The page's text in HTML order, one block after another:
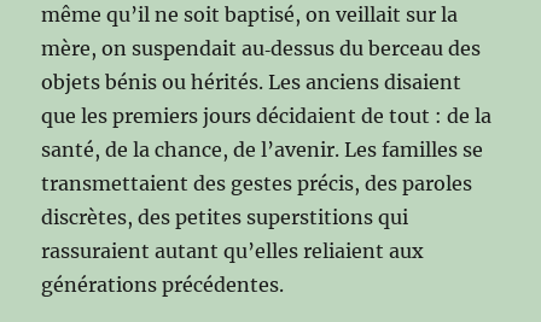
même qu’il ne soit baptisé, on veillait sur la
mère, on suspendait au‑dessus du berceau des
objets bénis ou hérités. Les anciens disaient
que les premiers jours décidaient de tout : de la
santé, de la chance, de l’avenir. Les familles se
transmettaient des gestes précis, des paroles
discrètes, des petites superstitions qui
rassuraient autant qu’elles reliaient aux
générations précédentes.